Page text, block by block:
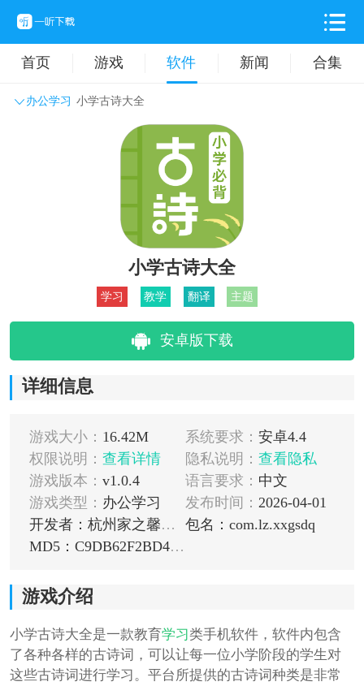
首页 游戏 软件 新闻 合集
办公学习 小学古诗大全
主题壁纸 旅游出行
拍摄美化 时尚购物
小学古诗大全
学习 教学 翻译 主题
安卓版下载
详细信息
游戏大小： 16.42M 系统要求： 安卓4.4
权限说明： 查看详情 隐私说明： 查看隐私
游戏版本： v1.0.4 语言要求： 中文
游戏类型： 办公学习 发布时间： 2026-04-01
开发者：杭州家之馨电子商务有限公司
包名：com.lz.xxgsdq
MD5：C9DB62F2BD4CCBA37C1A823E654023F6
游戏介绍
小学古诗大全是一款教育学习类手机软件，软件内包含
了各种各样的古诗词，可以让每一位小学阶段的学生对
这些古诗词进行学习。平台所提供的古诗词种类是非常